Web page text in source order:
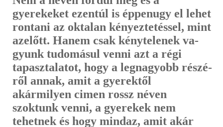
gyerekeket ezentúl is éppenugy el lehet
ron­tani az oktalan kényeztetéssel, mint
azelőtt. Hanem csak kénytelenek va­
gyunk tudomásul venni azt a régi
tapasztalatot, hogy a legnagyobb részé­
ről annak, amit a gyerektől
akármilyen cimen rossz néven
szoktunk venni, a gyerekek nem
tehetnek és hogy mindaz, amit akár